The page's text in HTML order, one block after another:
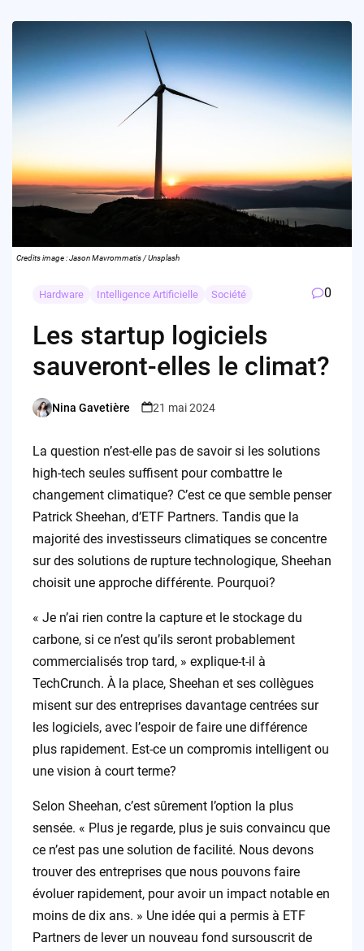
Credits image : Jason Mavrommatis / Unsplash
Hardware Intelligence Artificielle Société 0
Les startup logiciels
sauveront-elles le climat?
Posted
Nina Gavetière 21 mai 2024
La question n’est-elle pas de savoir si les solutions
high-tech seules suffisent pour combattre le
changement climatique? C’est ce que semble penser
Patrick Sheehan, d’ETF Partners. Tandis que la
majorité des investisseurs climatiques se concentre
sur des solutions de rupture technologique, Sheehan
choisit une approche différente. Pourquoi?
« Je n’ai rien contre la capture et le stockage du
carbone, si ce n’est qu’ils seront probablement
commercialisés trop tard, » explique-t-il à
TechCrunch. À la place, Sheehan et ses collègues
misent sur des entreprises davantage centrées sur
les logiciels, avec l’espoir de faire une différence
plus rapidement. Est-ce un compromis intelligent ou
une vision à court terme?
Selon Sheehan, c’est sûrement l’option la plus
sensée. « Plus je regarde, plus je suis convaincu que
ce n’est pas une solution de facilité. Nous devons
trouver des entreprises que nous pouvons faire
évoluer rapidement, pour avoir un impact notable en
moins de dix ans. » Une idée qui a permis à ETF
Partners de lever un nouveau fond sursouscrit de